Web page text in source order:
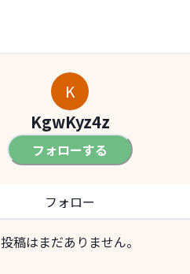
K
KgwKyz4z
フォローする
フォロー
投稿はまだありません。